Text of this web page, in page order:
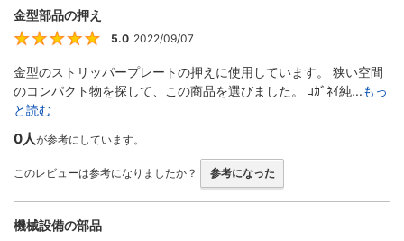
金型部品の押え
5
5.0 2022/09/07
金型のストリッパープレートの押えに使用しています。 狭い空間
のコンパクト物を探して、この商品を選びました。 ｺｶﾞﾈｲ純...もっ
と読む
0人が参考にしています。
このレビューは参考になりましたか？ 参考になった
機械設備の部品